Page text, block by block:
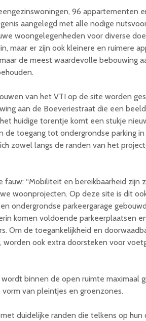
96 appartementen
aangelegd met alle nodige
woongelegenheden voor diverse
maar er zijn ook kleinere en ruimere
de meest waardevolle bebouwing
van het VTI op de site worden
aan de Boeveriestraat die een
huidige torentje komt een stukje
de toegang tot ondergrondse parking
zowel langs de randen van het
fauw: “Mobiliteit en bereikbaarheid zijn
woonprojecten. Op deze site is dit
ondergrondse parkeergarage
komen voldoende parkeerplaatsen
Om de toegankelijkheid en
ook extra doorsteken voor
binnen de open ruimte maximaal
van pleintjes en groenzones.
duidelijke randen die telkens op hun